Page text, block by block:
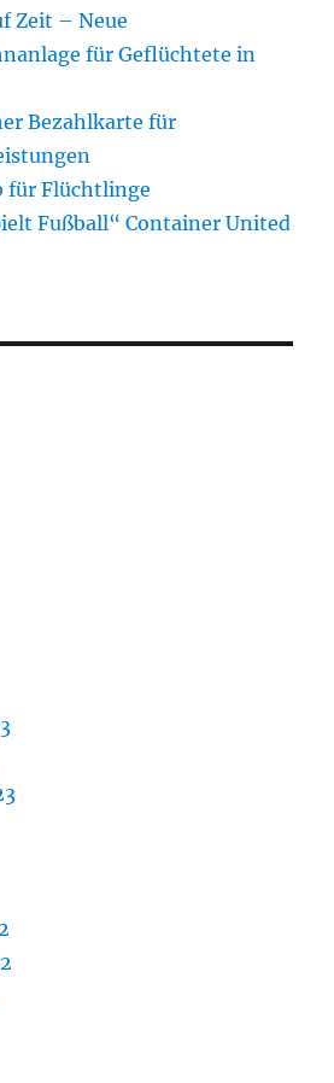
Zeit – Neue
für Geflüchtete in
Bezahlkarte für
für Flüchtlinge
Fußball“ Container United